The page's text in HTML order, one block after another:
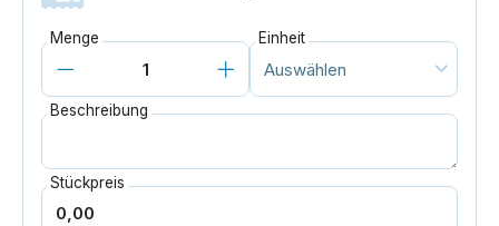
Menge Einheit
Beschreibung
Stückpreis